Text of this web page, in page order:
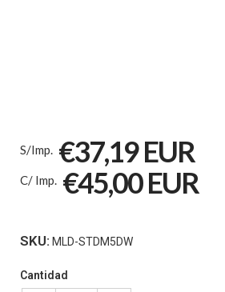
S/Imp. €37,19 EUR
C/ Imp. €45,00 EUR
SKU: MLD-STDM5DW
Cantidad